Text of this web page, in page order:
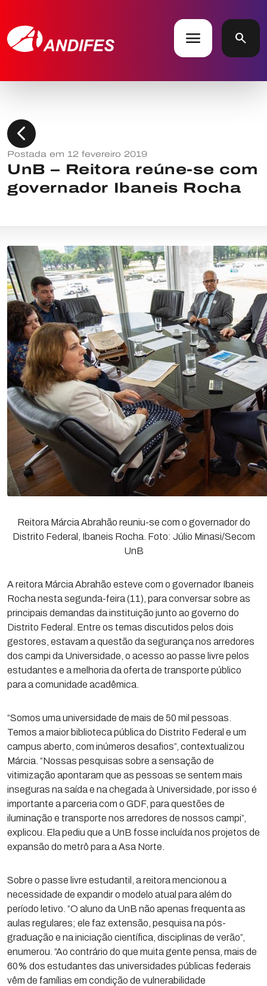
menu search
chevron_left
Postada em 12 fevereiro 2019
UnB – Reitora reúne-se com
governador Ibaneis Rocha
Reitora Márcia Abrahão reuniu-se com o governador do
Distrito Federal, Ibaneis Rocha. Foto: Júlio Minasi/Secom
UnB
A reitora Márcia Abrahão esteve com o governador Ibaneis
Rocha nesta segunda-feira (11), para conversar sobre as
principais demandas da instituição junto ao governo do
Distrito Federal. Entre os temas discutidos pelos dois
gestores, estavam a questão da segurança nos arredores
dos campi da Universidade, o acesso ao passe livre pelos
estudantes e a melhoria da oferta de transporte público
para a comunidade acadêmica.
“Somos uma universidade de mais de 50 mil pessoas.
Temos a maior biblioteca pública do Distrito Federal e um
campus aberto, com inúmeros desafios”, contextualizou
Márcia. “Nossas pesquisas sobre a sensação de
vitimização apontaram que as pessoas se sentem mais
inseguras na saída e na chegada à Universidade, por isso é
importante a parceria com o GDF, para questões de
iluminação e transporte nos arredores de nossos campi”,
explicou. Ela pediu que a UnB fosse incluída nos projetos de
expansão do metrô para a Asa Norte.
Sobre o passe livre estudantil, a reitora mencionou a
necessidade de expandir o modelo atual para além do
período letivo. “O aluno da UnB não apenas frequenta as
aulas regulares; ele faz extensão, pesquisa na pós-
graduação e na iniciação científica, disciplinas de verão”,
enumerou. “Ao contrário do que muita gente pensa, mais de
60% dos estudantes das universidades públicas federais
vêm de famílias em condição de vulnerabilidade